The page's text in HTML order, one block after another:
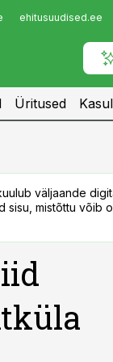
ehitusuudised.ee
Üritused
väljaande
sisu, mistõttu võib